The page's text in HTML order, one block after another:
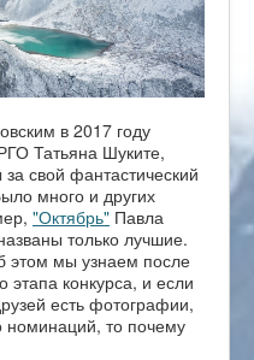
в 2017 году
Татьяна Шуките,
свой фантастический
много и других
"Октябрь" Павла
только лучшие.
этом мы узнаем после
этапа конкурса, и если
есть фотографии,
номинаций, то почему